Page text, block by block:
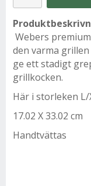
Webers
den varma
ge ett stadigt
grillkocken.
Här i storleken L/
17.02 X 33.02 cm
Handtvättas